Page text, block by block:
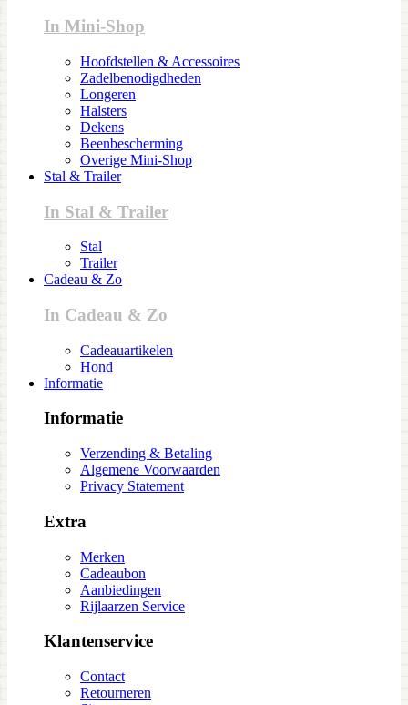
In Mini-Shop
Hoofdstellen & Accessoires
Zadelbenodigdheden
Longeren
Halsters
Dekens
Beenbescherming
Overige Mini-Shop
Stal & Trailer
In Stal & Trailer
Stal
Trailer
Cadeau & Zo
In Cadeau & Zo
Cadeauartikelen
Hond
Informatie
Informatie
Verzending & Betaling
Algemene Voorwaarden
Privacy Statement
Extra
Merken
Cadeaubon
Aanbiedingen
Rijlaarzen Service
Klantenservice
Contact
Retourneren